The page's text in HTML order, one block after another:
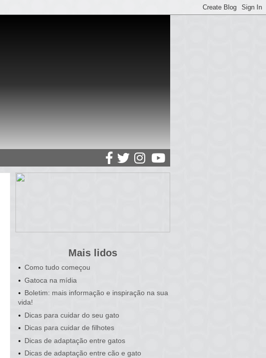
Mais lidos
Como tudo começou
Gatoca na mídia
Boletim: mais informação e inspiração na sua
vida!
Dicas para cuidar do seu gato
Dicas para cuidar de filhotes
Dicas de adaptação entre gatos
Dicas de adaptação entre cão e gato